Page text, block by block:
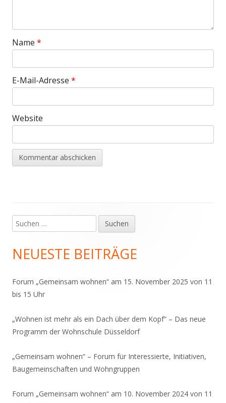
Name *
E-Mail-Adresse *
Website
Haupt-
Seitenleiste
Suchen
nach:
NEUESTE BEITRÄGE
Forum „Gemeinsam wohnen“ am 15. November 2025 von 11
bis 15 Uhr
„Wohnen ist mehr als ein Dach über dem Kopf“ – Das neue
Programm der Wohnschule Düsseldorf
„Gemeinsam wohnen“ – Forum für Interessierte, Initiativen,
Baugemeinschaften und Wohngruppen
Forum „Gemeinsam wohnen“ am 10. November 2024 von 11